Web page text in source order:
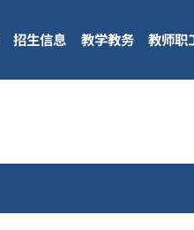
招生信息 教学教务 教师职